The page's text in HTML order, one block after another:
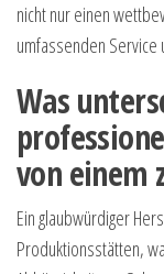
nicht nur einen
umfassenden Service
Was
von einem
Ein glaubwürdiger
Produktionsstätten,